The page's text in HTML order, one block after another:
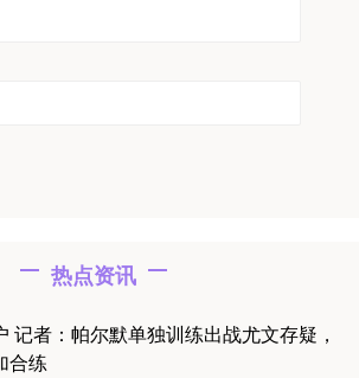
热点资讯
记者：帕尔默单独训练出战尤文存疑，
合练